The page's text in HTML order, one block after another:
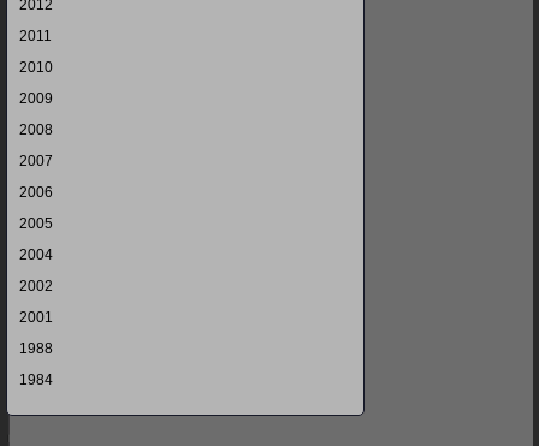
2012
2011
2010
2009
2008
2007
2006
2005
2004
2002
2001
1988
1984